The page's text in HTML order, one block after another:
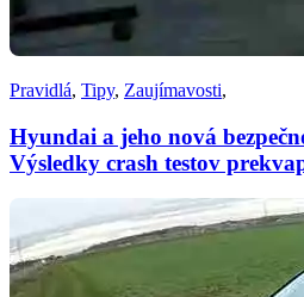
Pravidlá, Tipy, Zaujímavosti,
Hyundai a jeho nová
Výsledky crash testov